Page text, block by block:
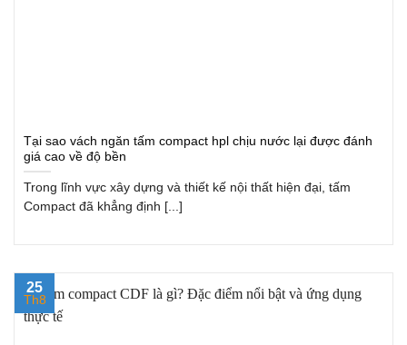
Tại sao vách ngăn tấm compact hpl chịu nước lại được đánh
giá cao về độ bền
Trong lĩnh vực xây dựng và thiết kế nội thất hiện đại, tấm
Compact đã khẳng định [...]
25
Th8